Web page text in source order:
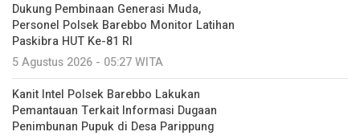
Dukung Pembinaan Generasi Muda,
Personel Polsek Barebbo Monitor Latihan
Paskibra HUT Ke-81 RI
5 Agustus 2026 - 05:27 WITA
Kanit Intel Polsek Barebbo Lakukan
Pemantauan Terkait Informasi Dugaan
Penimbunan Pupuk di Desa Parippung